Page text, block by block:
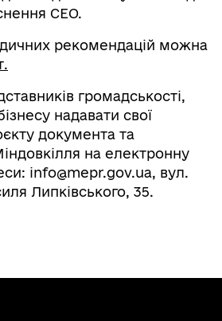
СЕО.
рекомендацій можна
громадськості,
надавати свої
документа та
на електронну
info@mepr.gov.ua, вул.
Липківського, 35.